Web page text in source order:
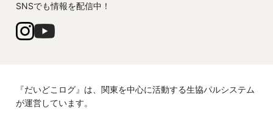
SNSでも情報を配信中！
『だいどこログ』は、関東を中心に活動する生協パルシステム
が運営しています。